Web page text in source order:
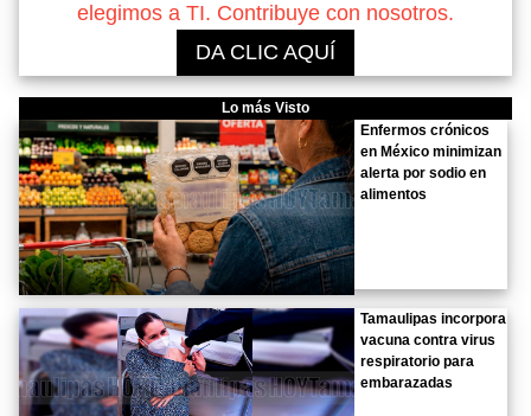
elegimos a TI. Contribuye con nosotros.
DA CLIC AQUÍ
Lo más Visto
Enfermos crónicos
en México minimizan
alerta por sodio en
alimentos
Tamaulipas incorpora
vacuna contra virus
respiratorio para
embarazadas